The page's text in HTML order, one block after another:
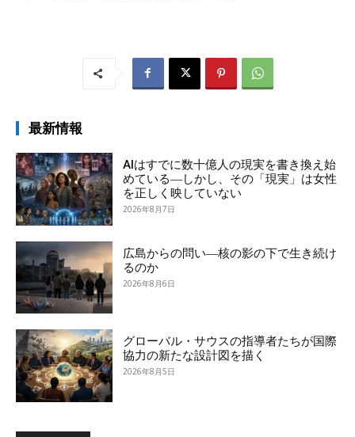
最新情報
AIはすでに数十億人の現実を書き換え始
めている―しかし、その「現実」は女性
を正しく映していない
2026年8月7日
広島からの問い―核の影の下で生き続け
るのか
2026年8月6日
グローバル・サウスの指導者たちが国際
協力の新たな設計図を描く
2026年8月5日